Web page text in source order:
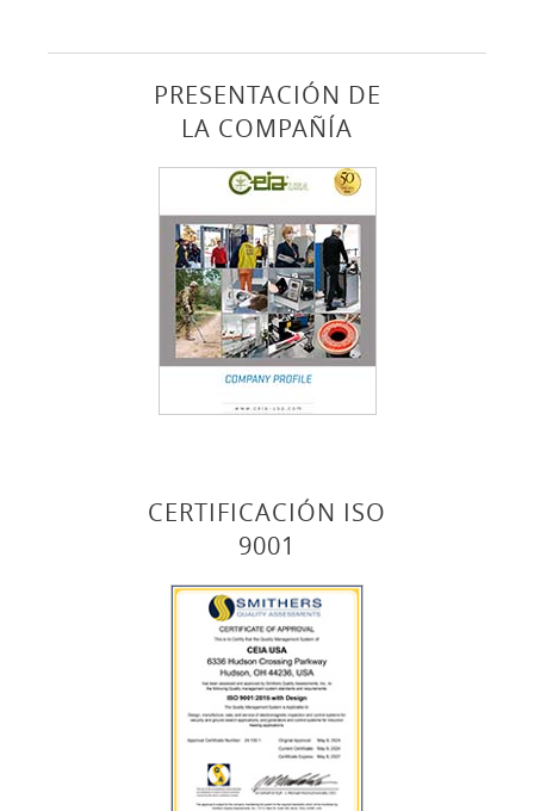
PRESENTACIÓN DE
LA COMPAÑÍA
CERTIFICACIÓN ISO
9001